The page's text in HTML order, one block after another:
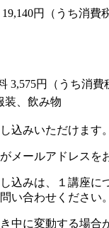
円（うち消費
3,575円（うち消費
、飲み物
込みいただけます
メールアドレスを
込みは、１講座に
い合わせください。
中に変動する場合